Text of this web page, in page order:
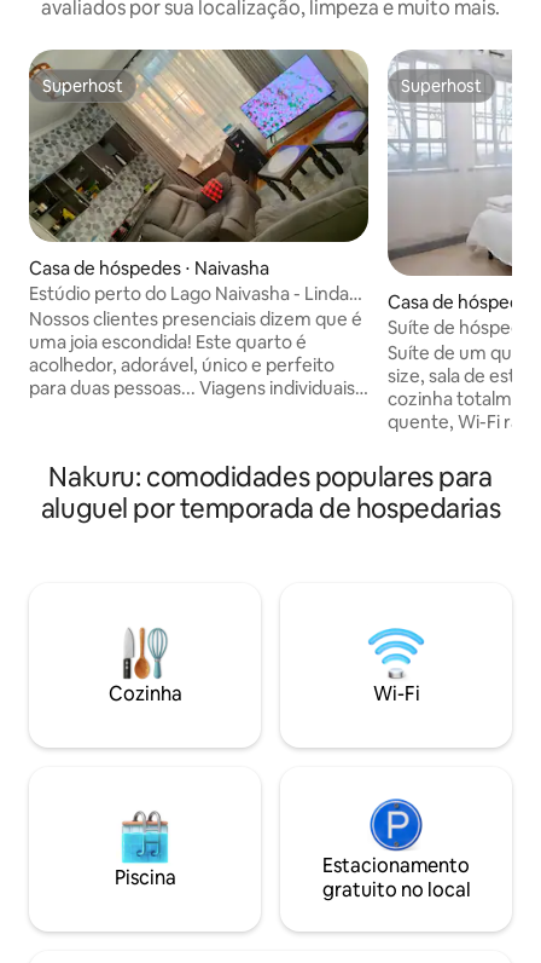
avaliados por sua localização, limpeza e muito mais.
Superhost
Superhost
Casa de hóspedes ⋅ Naivasha
Estúdio perto do Lago Naivasha - Linda
em simplicidade!
Nossos clientes presenciais dizem que é
uma joia escondida! Este quarto é
acolhedor, adorável, único e perfeito
para duas pessoas... Viagens individuais?
tem duas poltronas de balanço
reclináveis e uma mesa de trabalho. Há
um gramado compartilhado, acesso ao
casa é equipada com um sistema de
aquecimento solar da água com sistema
Superhost
Superhost
Casa de
Suíte de
Suíte de um
size, sala de
cozinha
quente, Wi-Fi
km do centro de
Westside Mall e a
Nacional do Lago
Confira a Suíte
que também está
reserva. Estúdios e uma unidade de 2
quartos também
Nakuru: comodidades populares para
aluguel por temporada de hospedarias
Cozinha Wi-Fi
Piscina
Estacionamento
gratuito no local